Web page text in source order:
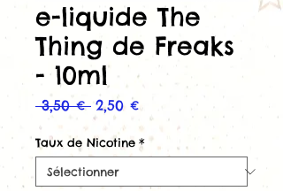
e-liquide The
Thing de Freaks
- 10ml
3,50 € Prix
original
2,50 €Prix
promotionnel
Taux de Nicotine *